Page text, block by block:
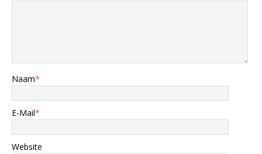
Naam*
E-Mail*
Website